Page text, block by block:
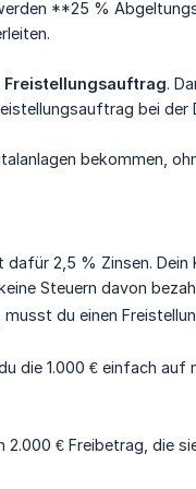
**25 %
Freistellungsauftrag.
bei
bekommen,
2,5 % Zinsen. Dein
Steuern davon
du einen
die 1.000 € einfach
2.000 € Freibetrag, die